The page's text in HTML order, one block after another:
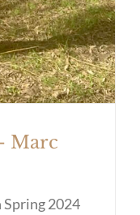
Marc
Spring 2024